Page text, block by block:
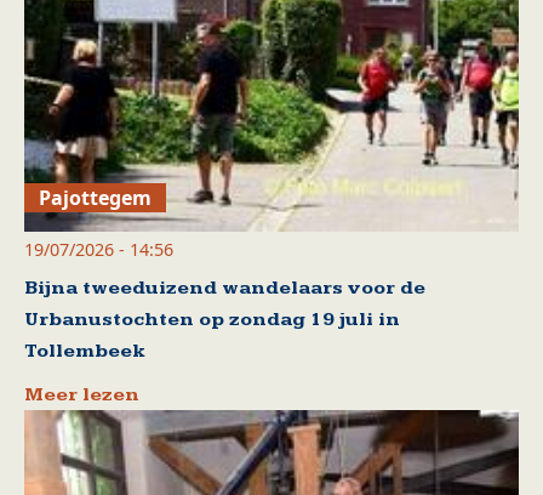
Pajottegem
19/07/2026 - 14:56
Bijna tweeduizend wandelaars voor de
Urbanustochten op zondag 19 juli in
Tollembeek
Meer lezen